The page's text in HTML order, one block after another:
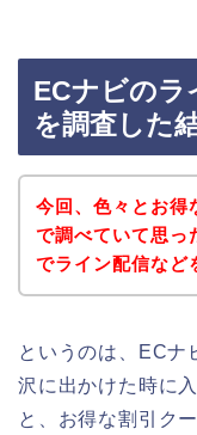
ECナビのラ
を調査した
今回、色々とお得
で調べていて思っ
でライン配信など
というのは、ECナ
沢に出かけた時に
と、お得な割引ク